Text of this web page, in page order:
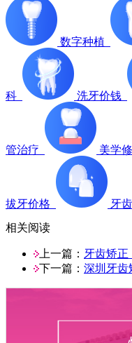
数字种植
科 洗牙价钱
管治疗 美学
拔牙价格
牙
相关阅读
上一篇： 牙齿矫正
下一篇： 深圳牙齿